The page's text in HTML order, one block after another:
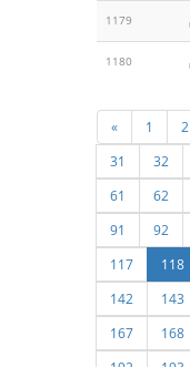
1179
1180
« 1 2
31
32
61
62
91
92
117
118
142
143
167
168